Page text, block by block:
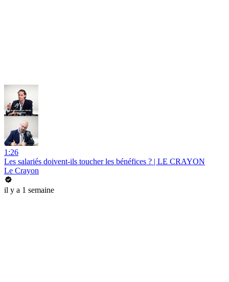
1:26
Les salariés doivent-ils toucher les bénéfices ? | LE CRAYON
Le Crayon
il y a 1 semaine